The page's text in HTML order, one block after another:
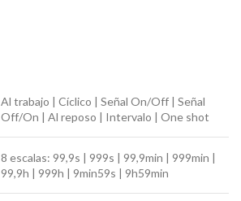
Al trabajo | Cíclico | Señal On/Off | Señal
Off/On | Al reposo | Intervalo | One shot
8 escalas: 99,9s | 999s | 99,9min | 999min |
99,9h | 999h | 9min59s | 9h59min